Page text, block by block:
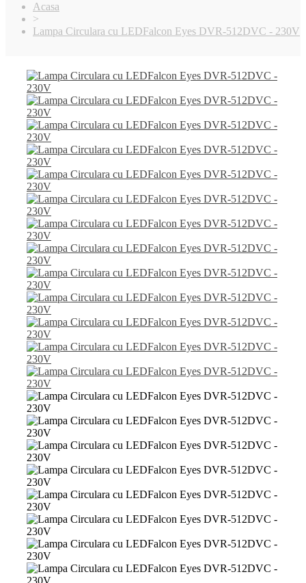
Acasa
>
Lampa Circulara cu LEDFalcon Eyes DVR-512DVC - 230V